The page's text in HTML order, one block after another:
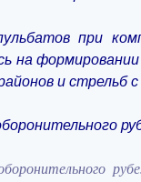
при
на
и стрельб с